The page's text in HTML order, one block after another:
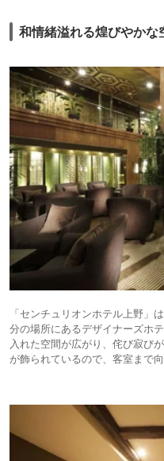
和情緒溢れる煌びやかな
「センチュリオンホテル上野」
分の場所にあるデザイナーズホ
入れた空間が広がり、侘び寂び
が飾られているので、客室まで